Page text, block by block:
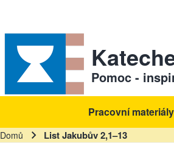
Sekundární
Pomoc -
Hlavní navigace
Pracovní materiály
Domů List Jakubův 2,1–13